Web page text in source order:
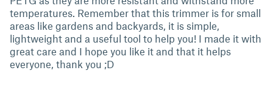
temperatures. Remember that this trimmer is for small
areas like gardens and backyards, it is simple,
lightweight and a useful tool to help you! I made it with
great care and I hope you like it and that it helps
everyone, thank you ;D